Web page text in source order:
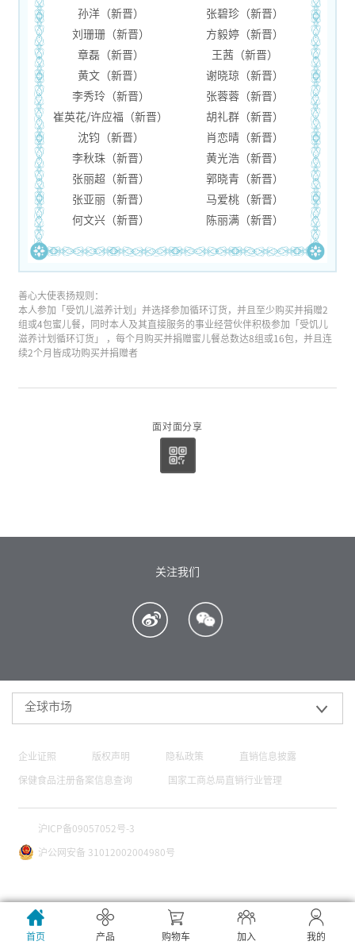
首页 产品 购物车 加入 我的
孙洋（新晋）
张碧珍（新晋）
刘珊珊（新晋）
方毅婷（新晋）
章磊（新晋）
王茜（新晋）
黄文（新晋）
谢晓琼（新晋）
李秀玲（新晋）
张蓉蓉（新晋）
崔英花/许应福（新晋）
胡礼群（新晋）
沈钧（新晋）
肖恋晴（新晋）
李秋珠（新晋）
黄光浩（新晋）
张丽超（新晋）
郭晓青（新晋）
张亚丽（新晋）
马爱桃（新晋）
何文兴（新晋）
陈丽满（新晋）
善心大使表扬规则：
本人参加「受饥儿滋养计划」并选择参加循环订货，并且至少购买并捐赠2
组或4包蜜儿餐，同时本人及其直接服务的事业经营伙伴积极参加「受饥儿
滋养计划循环订货」 ，每个月购买并捐赠蜜儿餐总数达8组或16包，并且连
续2个月皆成功购买并捐赠者
面对面分享
关注我们
全球市场
企业证照 版权声明 隐私政策 直销信息披露
保健食品注册备案信息查询 国家工商总局直销行业管理
沪ICP备09057052号-3
沪公网安备 31012002004980号